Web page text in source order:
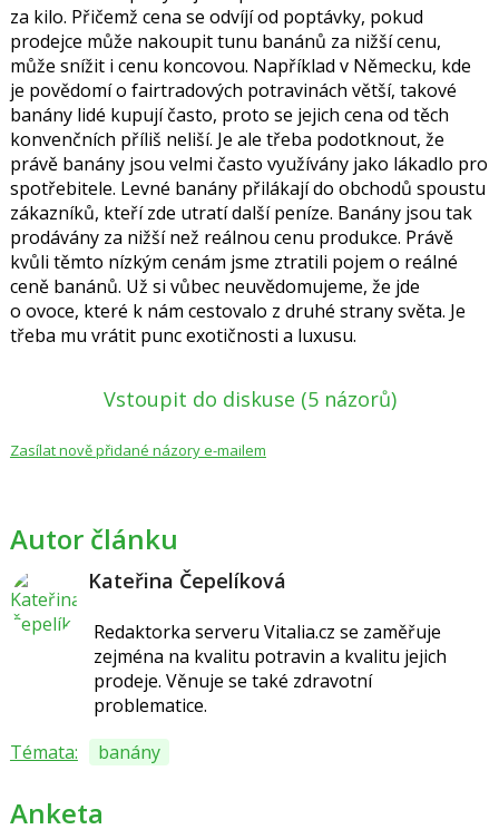
za kilo. Přičemž cena se odvíjí od poptávky, pokud
prodejce může nakoupit tunu banánů za nižší cenu,
může snížit i cenu koncovou. Například v Německu, kde
je povědomí o fairtradových potravinách větší, takové
banány lidé kupují často, proto se jejich cena od těch
konvenčních příliš neliší. Je ale třeba podotknout, že
právě banány jsou velmi často využívány jako lákadlo pro
spotřebitele. Levné banány přilákají do obchodů spoustu
zákazníků, kteří zde utratí další peníze. Banány jsou tak
prodávány za nižší než reálnou cenu produkce. Právě
kvůli těmto nízkým cenám jsme ztratili pojem o reálné
ceně banánů. Už si vůbec neuvědomujeme, že jde
o ovoce, které k nám cestovalo z druhé strany světa. Je
třeba mu vrátit punc exotičnosti a luxusu.
Vstoupit do diskuse (5 názorů)
Zasílat nově přidané názory e-mailem
Autor článku
Kateřina Čepelíková
Redaktorka serveru Vitalia.cz se zaměřuje
zejména na kvalitu potravin a kvalitu jejich
prodeje. Věnuje se také zdravotní
problematice.
Témata:
banány
Anketa